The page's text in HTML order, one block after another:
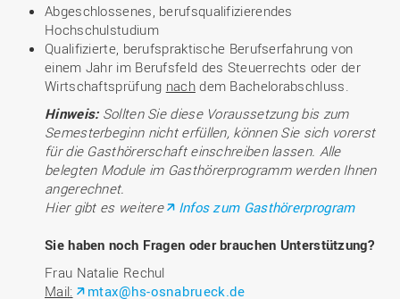
Abgeschlossenes, berufsqualifizierendes
Hochschulstudium
Qualifizierte, berufspraktische Berufserfahrung von
einem Jahr im Berufsfeld des Steuerrechts oder der
Wirtschaftsprüfung nachdem Bachelorabschluss.
Hinweis:Sollten Sie diese Voraussetzung bis zum
Semesterbeginn nicht erfüllen, können Sie sich vorerst
für die Gasthörerschaft einschreiben lassen. Alle
belegten Module im Gasthörerprogramm werden Ihnen
angerechnet.
Hier gibt es weitere
Infos zum Gasthörerprogram
Sie haben noch Fragen oder brauchen Unterstützung?
Frau Natalie Rechul
Mail:
mtax@hs-osnabrueck.de